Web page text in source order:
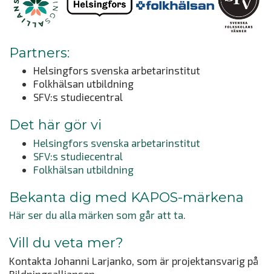
Partners:
Helsingfors svenska arbetarinstitut
Folkhälsan utbildning
SFV:s studiecentral
Det här gör vi
Helsingfors svenska arbetarinstitut
SFV:s studiecentral
Folkhälsan utbildning
Bekanta dig med KAPOS-märkena
Här ser du alla märken som går att ta.
Vill du veta mer?
Kontakta Johanni Larjanko, som är projektansvarig på